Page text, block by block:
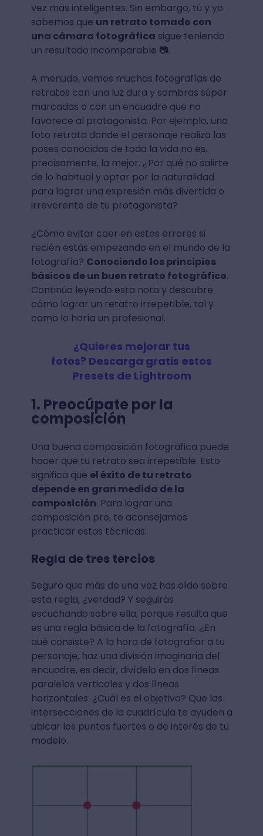
vez más inteligentes. Sin embargo, tú y yo
sabemos que un retrato tomado con
una cámara fotográfica sigue teniendo
un resultado incomparable 📷.
A menudo, vemos muchas fotografías de
retratos con una luz dura y sombras súper
marcadas o con un encuadre que no
favorece al protagonista. Por ejemplo, una
foto retrato donde el personaje realiza las
poses conocidas de toda la vida no es,
precisamente, la mejor. ¿Por qué no salirte
de lo habitual y optar por la naturalidad
para lograr una expresión más divertida o
irreverente de tu protagonista?
¿Cómo evitar caer en estos errores si
recién estás empezando en el mundo de la
fotografía? Conociendo los principios
básicos de un buen retrato fotográfico.
Continúa leyendo esta nota y descubre
cómo lograr un retatro irrepetible, tal y
como lo haría un profesional.
¿Quieres mejorar tus
fotos? Descarga gratis estos
Presets de Lightroom
1. Preocúpate por la
composición
Una buena composición fotográfica puede
hacer que tu retrato sea irrepetible. Esto
significa que el éxito de tu retrato
depende en gran medida de la
composición. Para lograr una
composición pro, te aconsejamos
practicar estas técnicas:
Regla de tres tercios
Seguro que más de una vez has oído sobre
esta regla, ¿verdad? Y seguirás
escuchando sobre ella, porque resulta que
es una regla básica de la fotografía. ¿En
qué consiste? A la hora de fotografiar a tu
personaje, haz una división imaginaria del
encuadre, es decir, divídelo en dos líneas
paralelas verticales y dos líneas
horizontales. ¿Cuál es el objetivo? Que las
intersecciones de la cuadrícula te ayuden a
ubicar los puntos fuertes o de interés de tu
modelo.